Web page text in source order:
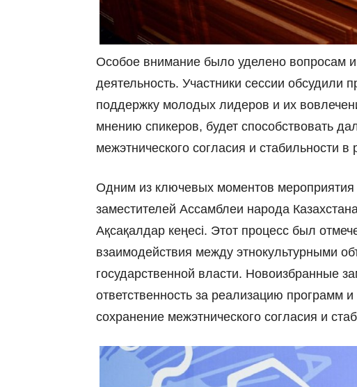
Особое внимание было уделено вопросам
деятельность. Участники сессии
поддержку молодых лидеров и их
мнению спикеров, будет способствовать
межэтнического согласия и стабильности в
Одним из ключевых моментов
заместителей Ассамблеи народа
Ақсақалдар кеңесі. Этот процесс был
взаимодействия между этнокультурными
государственной власти. Новоизбранные
ответственность за реализацию программ
сохранение межэтнического согласия и